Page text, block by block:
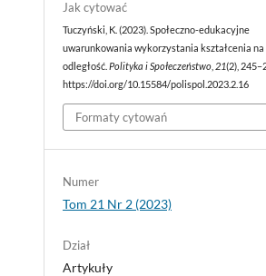
Jak cytować
Tuczyński, K. (2023). Społeczno-edukacyjne
uwarunkowania wykorzystania kształcenia na
odległość.Polityka i Społeczeństwo,21(2),
https://doi.org/10.15584/polispol.2023.2.16
Formaty cytowań
Numer
Tom 21 Nr 2 (2023)
Dział
Artykuły